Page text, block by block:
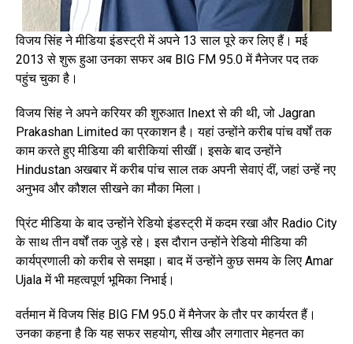
विजय सिंह ने मीडिया इंडस्ट्री में अपने 13 साल पूरे कर लिए हैं। मई
2013 से शुरू हुआ उनका सफर अब BIG FM 95.0 में मैनेजर पद तक
पहुंच चुका है।
विजय सिंह ने अपने करियर की शुरुआत Inext से की थी, जो Jagran
Prakashan Limited का प्रकाशन है। यहां उन्होंने करीब पांच वर्षों तक
काम करते हुए मीडिया की बारीकियां सीखीं। इसके बाद उन्होंने
Hindustan अखबार में करीब पांच साल तक अपनी सेवाएं दीं, जहां उन्हें नए
अनुभव और कौशल सीखने का मौका मिला।
प्रिंट मीडिया के बाद उन्होंने रेडियो इंडस्ट्री में कदम रखा और Radio City
के साथ तीन वर्षों तक जुड़े रहे। इस दौरान उन्होंने रेडियो मीडिया की
कार्यप्रणाली को करीब से समझा। बाद में उन्होंने कुछ समय के लिए Amar
Ujala में भी महत्वपूर्ण भूमिका निभाई।
वर्तमान में विजय सिंह BIG FM 95.0 में मैनेजर के तौर पर कार्यरत हैं।
उनका कहना है कि यह सफर सहयोग, सीख और लगातार मेहनत का